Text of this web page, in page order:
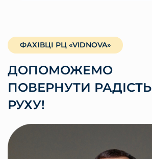
ФАХІВЦІ РЦ «VIDNOVA»
ДОПОМОЖЕМО
ПОВЕРНУТИ РАДІСТЬ
РУХУ!